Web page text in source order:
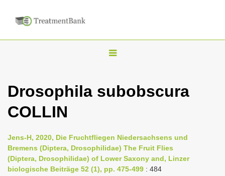
T
g
n
a
Drosophila subobscura
COLLIN
Jens-H, 2020, Die Fruchtfliegen Niedersachsens und
Bremens (Diptera, Drosophilidae) The Fruit Flies
(Diptera, Drosophilidae) of Lower Saxony and, Linzer
biologische Beiträge 52 (1), pp. 475-499 : 484